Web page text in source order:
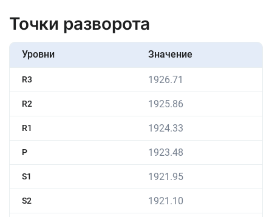
Точки разворота
Уровни Значение
R3 1926.71
R2 1925.86
R1 1924.33
P 1923.48
S1 1921.95
S2 1921.10